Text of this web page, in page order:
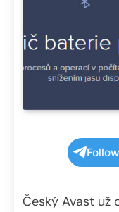
Český Avast už